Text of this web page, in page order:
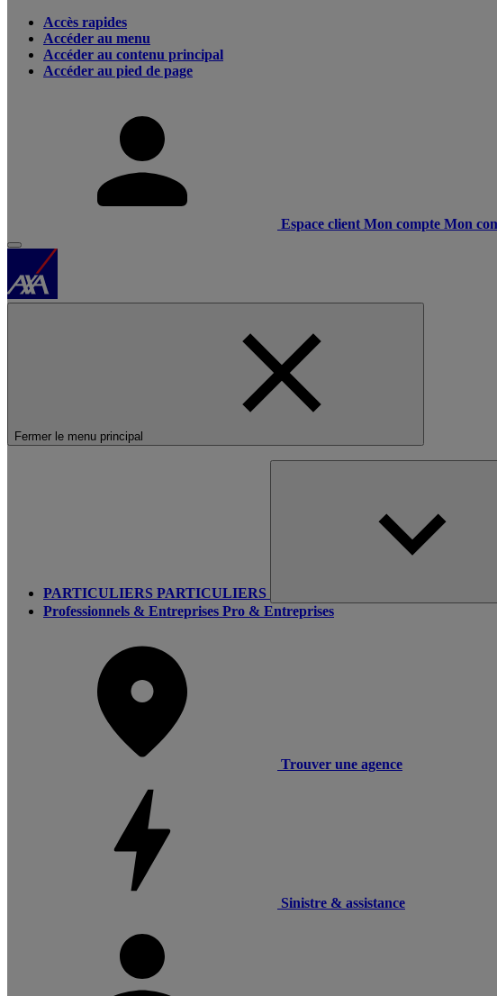
Accès rapides
Accéder au menu
Accéder au contenu principal
Accéder au pied de page
Espace client Mon compte Mon
Fermer le menu principal
PARTICULIERS PARTICULIERS
Professionnels & Entreprises Pro & Entreprises
Trouver une agence
Sinistre & assistance